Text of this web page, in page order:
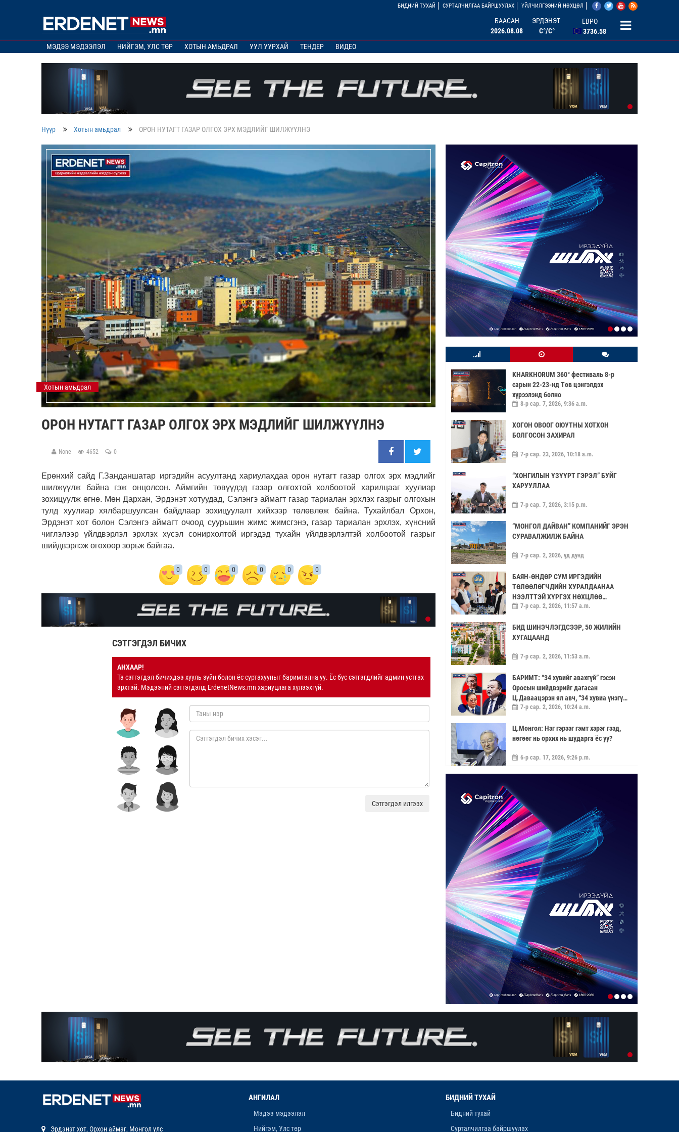
БИДНИЙ ТУХАЙ СУРТАЛЧИЛГАА БАЙРШУУЛАХ ҮЙЛЧИЛГЭЭНИЙ НӨХЦӨЛ
БААСАН
2026.08.08
ЭРДЭНЭТ
C°/C°
3527.07
ЕВРО
3736.58
БНХАУ ЮАНЬ
46.46
БНСУ ВОН
2.67
МЭДЭЭ МЭДЭЭЛЭЛ НИЙГЭМ, УЛС ТӨР ХОТЫН АМЬДРАЛ УУЛ УУРХАЙ ТЕНДЕР ВИДЕО
Нүүр Хотын амьдрал ОРОН НУТАГТ ГАЗАР ОЛГОХ ЭРХ МЭДЛИЙГ ШИЛЖҮҮЛНЭ
Хотын амьдрал
ОРОН НУТАГТ ГАЗАР ОЛГОХ ЭРХ МЭДЛИЙГ ШИЛЖҮҮЛНЭ
None 4652 0
Ерөнхий сайд Г.Занданшатар иргэдийн асуултанд хариулахдаа орон нутагт газар олгох эрх мэдлийг
шилжүүлж байна гэж онцолсон. Аймгийн төвүүдэд газар олгохтой холбоотой харилцааг хуулиар
зохицуулж өгнө. Мөн Дархан, Эрдэнэт хотуудад, Сэлэнгэ аймагт газар тариалан эрхлэх газрыг олгохын
тулд хуулиар хялбаршуулсан байдлаар зохицуулалт хийхээр төлөвлөж байна. Тухайлбал Орхон,
Эрдэнэт хот болон Сэлэнгэ аймагт очоод суурьшин жимс жимсгэнэ, газар тариалан эрхлэх, хүнсний
чиглэлээр үйлдвэрлэл эрхлэх хүсэл сонирхолтой иргэдэд тухайн үйлдвэрлэлтэй холбоотой газрыг
шийдвэрлэж өгөхөөр зорьж байгаа.
0 0 0 0 0 0
СЭТГЭГДЭЛ БИЧИХ
АНХААР!
Та сэтгэгдэл бичихдээ хууль зүйн болон ёс суртахууныг баримтална уу. Ёс бус сэтгэгдлийг админ устгах
эрхтэй. Мэдээний сэтгэгдэлд ErdenetNews.mn хариуцлага хүлээхгүй.
Сэтгэгдэл илгээх
KHARKHORUM 360° фестиваль 8-р
сарын 22-23-нд Төв цэнгэлдэх
хүрээлэнд болно
8-р сар. 7, 2026, 9:36 a.m.
ХОГОН ОВООГ ОЮУТНЫ ХОТХОН
БОЛГОСОН ЗАХИРАЛ
7-р сар. 23, 2026, 10:18 a.m.
“ХОНГИЛЫН ҮЗҮҮРТ ГЭРЭЛ” БУЙГ
ХАРУУЛЛАА
7-р сар. 7, 2026, 3:15 p.m.
“МОНГОЛ ДАЙВАН” КОМПАНИЙГ ЭРЭН
СУРАВАЛЖИЛЖ БАЙНА
7-р сар. 2, 2026, үд дунд
БАЯН-ӨНДӨР СУМ ИРГЭДИЙН
ТӨЛӨӨЛӨГЧДИЙН ХУРАЛДААНАА
НЭЭЛТТЭЙ ХҮРГЭХ НӨХЦЛӨӨ
САЙЖРУУЛААЧ
7-р сар. 2, 2026, 11:57 a.m.
БИД ШИНЭЧЛЭГДСЭЭР, 50 ЖИЛИЙН
ХУГАЦААНД
7-р сар. 2, 2026, 11:53 a.m.
БАРИМТ: “34 хувийг авахгүй” гэсэн
Оросын шийдвэрийг дагасан
Ц.Даваацэрэн ял авч, “34 хувиа үнэгүй
өгье” гэсэн саналыг хүлээн аваагүй
7-р сар. 2, 2026, 10:24 a.m.
Ц.Монгол: Нэг гэрээг гэмт хэрэг гээд,
нөгөөг нь орхих нь шударга ёс уу?
6-р сар. 17, 2026, 9:26 p.m.
ҮЙЛДВЭРИЙН ХЭДЭН ХУВИЙГ
ЭЗЭМШИХ ВЭ ГЭДЭГ АСУУДАЛ ГАРЧ
ИРНЭ
5-р сар. 21, 2026, 11:40 a.m.
ЗУУН НАСЫГ ДАВСАН “ХӨВЧИЙН ХӨХ
ГОНИО” АЛДАРТАЙ Д.ГОНЧИГДАГВА
2-р сар. 17, 2026, 10:38 a.m.
ОРОН НУТАГТ ГАЗАР ОЛГОХ ЭРХ
МЭДЛИЙГ ШИЛЖҮҮЛНЭ
1-р сар. 19, 2026, 10:54 a.m.
ТЭТГЭВРИЙН ЗЭЭЛИЙН ХҮҮГ
БУУРУУЛАХ, УРТАСГАХ ЧИГЛЭЛЭЭР
АЖИЛЛАНА
1-р сар. 19, 2026, 10:52 a.m.
ИРГЭДИЙН НЭРИЙН ДАНСНЫ
ХУРИМТЛАЛЫГ НЭГ САЯД ХҮРГЭНЭ
1-р сар. 19, 2026, 10:48 a.m.
ЭНЭ ЖИЛ БҮХ НИЙТЭЭРЭЭ 15 ХОНОГ
1-р сар. 7, 2026, 3:41 p.m.
РЕДАКЦИУДЫН НЭГДЭЛ “ГАН ҮЗЭГ”
Эрдэнэт хот, Орхон аймаг, Монгол улс
АНГИЛАЛ
Мэдээ мэдээлэл
Нийгэм, Улс төр
БИДНИЙ ТУХАЙ
Бидний тухай
Сурталчилгаа байршуулах